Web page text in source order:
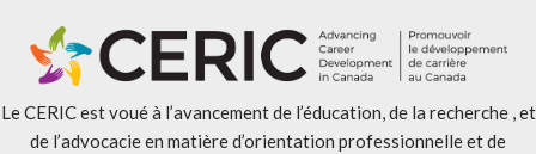
Le CERIC est voué à l’avancement de l’éducation, de la recherche , et
de l’advocacie en matière d’orientation professionnelle et de